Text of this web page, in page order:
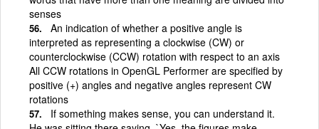
senses
An indication of whether a positive angle is
interpreted as representing a clockwise (CW) or
counterclockwise (CCW) rotation with respect to an axis
All CCW rotations in OpenGL Performer are specified by
positive (+) angles and negative angles represent CW
rotations
If something makes sense, you can understand it.